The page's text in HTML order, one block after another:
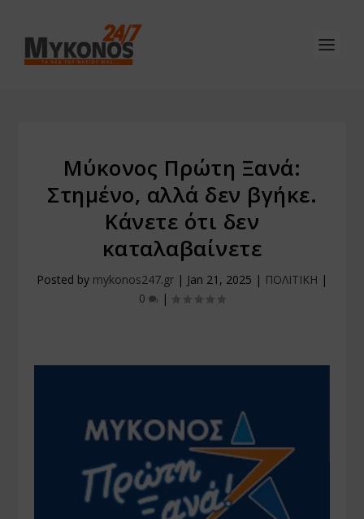
Μύκονος Πρώτη Ξανά:
Στημένο, αλλά δεν βγήκε.
Κάνετε ότι δεν
καταλαβαίνετε
Posted by mykonos247.gr | Jan 21, 2025 | ΠΟΛΙΤΙΚΗ |
0
|